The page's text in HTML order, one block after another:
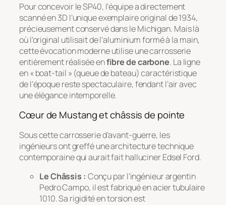
Pour concevoir le SP40, l’équipe a directement
scanné en 3D l’unique exemplaire original de 1934,
précieusement conservé dans le Michigan. Mais là
où l’original utilisait de l’aluminium formé à la main,
cette évocation moderne utilise une carrosserie
entièrement réalisée enfibre de carbone. La ligne
en « boat-tail » (queue de bateau) caractéristique
de l’époque reste spectaculaire, fendant l’air avec
une élégance intemporelle.
Cœur de Mustang et châssis de pointe
Sous cette carrosserie d’avant-guerre, les
ingénieurs ont greffé une architecture technique
contemporaine qui aurait fait halluciner Edsel Ford.
Le Châssis : Conçu par l’ingénieur argentin
Pedro Campo, il est fabriqué en acier tubulaire
1010. Sa rigidité en torsion est